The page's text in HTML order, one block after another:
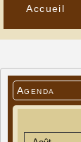
Accueil
Agenda